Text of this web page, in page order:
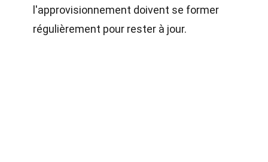
l'approvisionnement doivent se former
régulièrement pour rester à jour.